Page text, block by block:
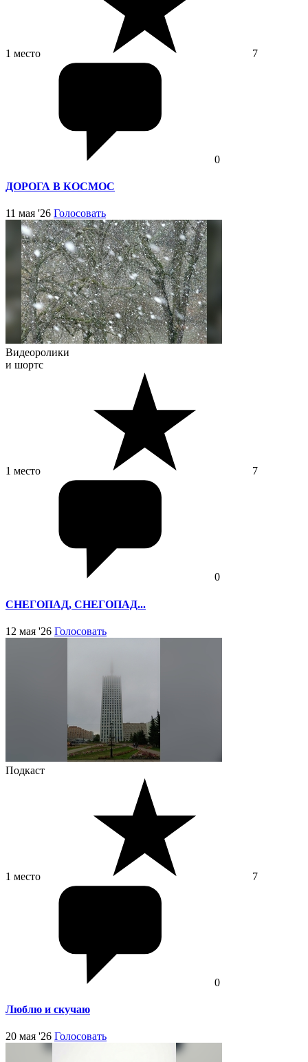
1 место 7
0
ДОРОГА В КОСМОС
11 мая '26 Голосовать
Видеоролики
и шортс
1 место 7
0
СНЕГОПАД, СНЕГОПАД...
12 мая '26 Голосовать
Подкаст
1 место 7
0
Люблю и скучаю
20 мая '26 Голосовать